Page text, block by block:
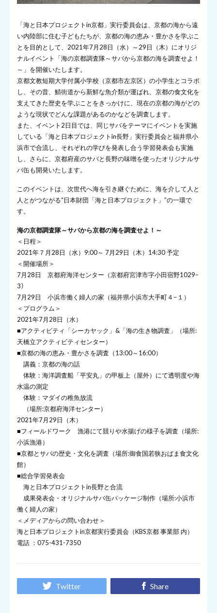
「海と日本プロジェクトin京都」実行委員会は、京都の海から遠
い内陸部に住む子どもたちが、京都の海の恵み・豊かさを学ぶこ
とを目的として、2021年7月28日（水）～29日（木）にオリジ
ナルイベント「海の京都調査隊～サバから京都の海を調査せよ！
～」を開催いたします。
京都文教短期大学付属小学校（京都市左京区）の小学生とコラボ
し、その昔、鯖街道から新鮮な魚介類が運ばれ、京都の食文化を
支えてきた歴史を学ぶことをきっかけに、現在の京都の海がどの
ような現状でどんな課題があるのかなどを調査します。
また、イベント2日目では、同じサバをテーマにイベントを実施
している「海と日本プロジェクトin長野」実行委員会と福井県小
浜市で合流し、それぞれの学びを発表し合う学習発表会も実施
し、さらに、京都府産のサバと長野の味噌を使ったオリジナルサ
バ缶も開発いたします。
このイベントは、次世代へ海を引き継ぐために、海を介して人と
人とがつながる“日本財団「海と日本プロジェクト」”の一環で
す。
海の京都調査隊～サバから京都の海を調査せよ！～
＜日程＞
2021年７月28日（水）9:00～ 7月29日（木）14:30 予定
＜開催場所＞
7月28日 京都府海洋センター（京都府宮津市字小田宿野1029ｰ
3）
7月29日 小浜市働く婦人の家（福井県小浜市大手町４−１）
＜プログラム＞
2021年7月28日（水）
■アクティビティ「シーカヤック」&「海の生き物調査」（場所:
天橋立アクティビティセンター）
■京都の海の恵み・豊かさを調査（13:00～16:00）
講義：京都の海の話
体験：海洋調査船「平安丸」の甲板上（屋外）にて透明度や海
水温の測定
体験：マダイの稚魚放流
（場所:京都府海洋センター）
2021年7月29日（木）
■フィールドワーク 漁港にて競りや水揚げの様子を調査（場所:
小浜漁港）
■京都とサバの歴史・文化を調査（場所:御食国若狭おばま食文化
館）
■総合学習発表会
海と日本プロジェクトin長野と合流
成果発表会・オリジナルサバ缶パッケージ制作（場所:小浜市
働く婦人の家）
＜メディアからの問い合わせ＞
海と日本プロジェクトin京都実行委員会（KBS京都 事業部 内）
電話 ：075-431-7350
Twitter Share